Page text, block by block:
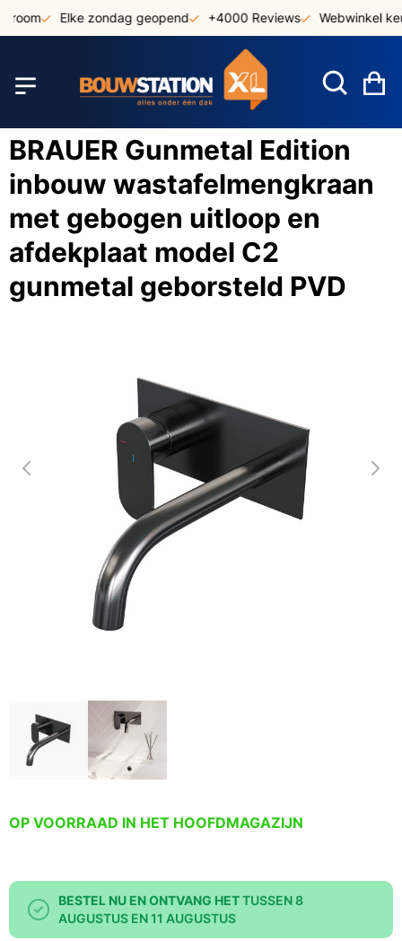
Elke zondag geopend +4000 Reviews Webwinkel
BRAUER Gunmetal Edition
inbouw wastafelmengkraan
met gebogen uitloop en
afdekplaat model C2
gunmetal geborsteld PVD
OP VOORRAAD IN HET HOOFDMAGAZIJN
BESTEL NU EN ONTVANG HETTUSSEN 8
AUGUSTUS EN 11 AUGUSTUS